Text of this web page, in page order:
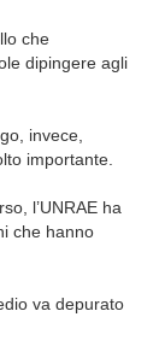
che
dipingere agli
invece,
importante.
l’UNRAE ha
che hanno
va depurato